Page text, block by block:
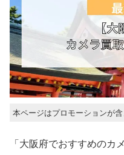
本ページはプロモーションが含
「大阪府でおすすめのカ